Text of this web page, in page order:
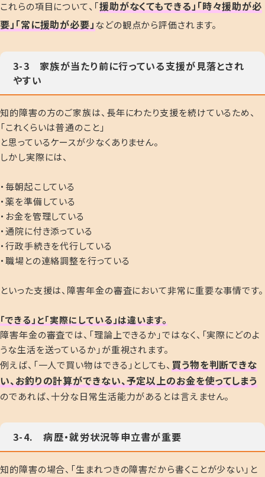
これらの項目について、「援助がなくてもできる」「時々援助が必
要」「常に援助が必要」 などの観点から評価されます。
3-3 家族が当たり前に行っている支援が見落とされ
やすい
知的障害の方のご家族は、長年にわたり支援を続けているため、
「これくらいは普通のこと」
と思っているケースが少なくありません。
しかし実際には、
・毎朝起こしている
・薬を準備している
・お金を管理している
・通院に付き添っている
・行政手続きを代行している
・職場との連絡調整を行っている
といった支援は、障害年金の審査において非常に重要な事情です。
「できる」と「実際にしている」は違います。
障害年金の審査では、「理論上できるか」ではなく、「実際にどのよ
うな生活を送っているか」が重視されます。
例えば、 「一人で買い物はできる」としても、 買う物を判断できな
い、お釣りの計算ができない、予定以上のお金を使ってしまう
のであれば、十分な日常生活能力があるとは言えません。
3-4. 病歴・就労状況等申立書が重要
知的障害の場合、「生まれつきの障害だから書くことが少ない」と